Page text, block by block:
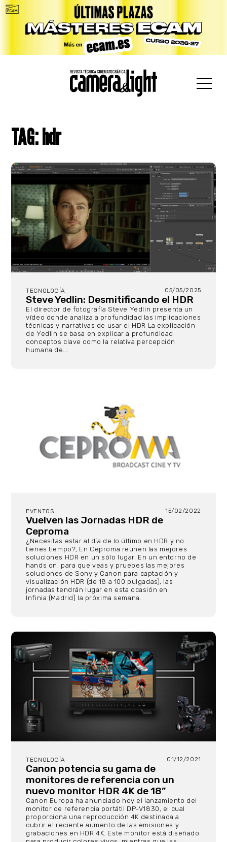
TAG: hdr
TECNOLOGÍA 05/05/2025
Steve Yedlin: Desmitificando el HDR
El director de fotografía Steve Yedlin presenta un
vídeo donde analiza a profundidad las implicaciones
técnicas y narrativas de usar el HDR La explicación
de Yedlin se basa en explicar a profundidad
conceptos clave como la relativa percepción
humana de...
EVENTOS 15/02/2022
Vuelven las Jornadas HDR de
Ceproma
¿Necesitas estar al día de lo último en HDR y no
tienes tiempo?, En Ceproma reunen las mejores
soluciones HDR en un sólo lugar. En un entorno de
hands on, para que veas y pruebes las mejores
soluciones de Sony y Canon para captación y
visualización HDR (de 18 a 100 pulgadas), las
jornadas tendrán lugar en esta ocasión en
Infinia (Madrid) la próxima semana.
TECNOLOGÍA 01/12/2021
Canon potencia su gama de
monitores de referencia con un
nuevo monitor HDR 4K de 18”
Canon Europa ha anunciado hoy el lanzamiento del
monitor de referencia portátil DP-V1830, el cual
proporciona una reproducción 4K destinada a
cubrir el reciente aumento de las emisiones y
grabaciones en HDR 4K. Este monitor está diseñado